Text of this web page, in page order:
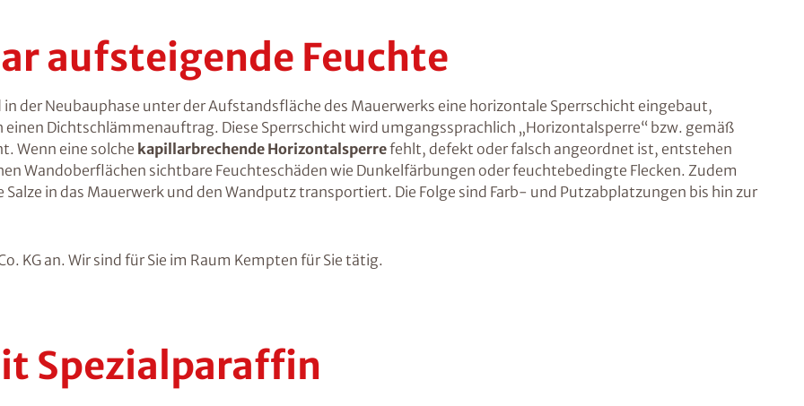
aufsteigende Feuchte
der Neubauphase unter der Aufstandsfläche des Mauerwerks eine horizontale Sperrschicht eingebaut,
Dichtschlämmenauftrag. Diese Sperrschicht wird umgangssprachlich „Horizontalsperre“ bzw. gemäß
Wenn eine solche kapillarbrechende Horizontalsperrefehlt, defekt oder falsch angeordnet ist, entstehen
Wandoberflächen sichtbare Feuchteschäden wie Dunkelfärbungen oder feuchtebedingte Flecken. Zudem
in das Mauerwerk und den Wandputz transportiert. Die Folge sind Farb- und Putzabplatzungen bis hin zur
KG an. Wir sind für Sie im Raum Kempten für Sie tätig.
Spezialparaffin